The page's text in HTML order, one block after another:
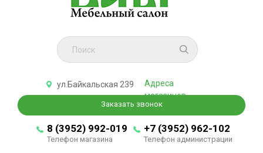
ул.Байкальская 239
Адреса
магазинов
Заказать звонок
8 (3952) 992-019
Телефон магазина
+7 (3952) 962-102
Телефон администрации